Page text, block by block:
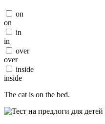
on
on
in
in
over
over
inside
inside
The cat is on the bed.